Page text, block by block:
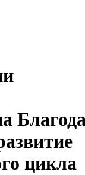
цикла